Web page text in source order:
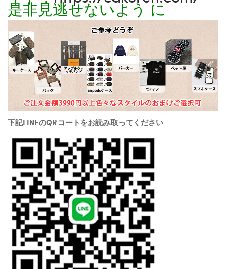
是非見逃せないよう に
下記LINEのQRコートをお読み取ってください